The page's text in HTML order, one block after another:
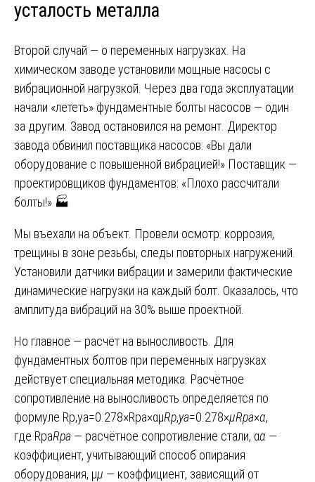
усталость металла
Второй случай — о переменных нагрузках. На
химическом заводе установили мощные насосы с
вибрационной нагрузкой. Через два года эксплуатации
начали «лететь» фундаментные болты насосов — один
за другим. Завод остановился на ремонт. Директор
завода обвинил поставщика насосов: «Вы дали
оборудование с повышенной вибрацией!» Поставщик —
проектировщиков фундаментов: «Плохо рассчитали
болты!» 🏭
Мы въехали на объект. Провели осмотр: коррозия,
трещины в зоне резьбы, следы повторных нагружений.
Установили датчики вибрации и замерили фактические
динамические нагрузки на каждый болт. Оказалось, что
амплитуда вибраций на 30% выше проектной.
Но главное — расчёт на выносливость. Для
фундаментных болтов при переменных нагрузках
действует специальная методика. Расчётное
сопротивление на выносливость определяется по
формуле Rp,ya=0.278×Rpa×αμRp,ya​=0.278×μRpa​×α​,
где RpaRpa ​ — расчётное сопротивление стали, αα —
коэффициент, учитывающий способ опирания
оборудования, μμ — коэффициент, зависящий от